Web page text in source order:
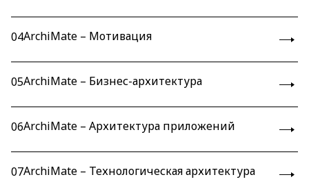
04ArchiMate – Мотивация
05ArchiMate – Бизнес-архитектура
06ArchiMate – Архитектура приложений
07ArchiMate – Технологическая архитектура